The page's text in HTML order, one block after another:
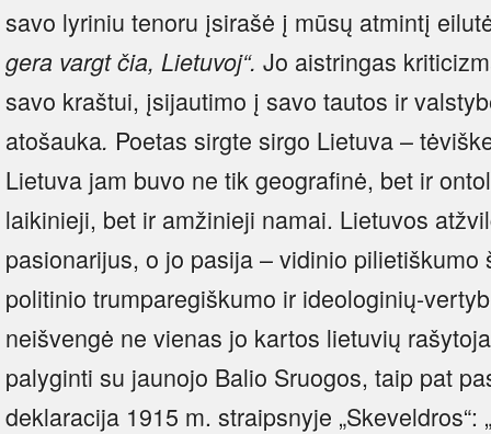
savo lyriniu tenoru įsirašė į mūsų atmintį
gera vargt čia, Lietuvoj“. Jo aistringas
savo kraštui, įsijautimo į savo tautos ir
atošauka. Poetas sirgte sirgo Lietuva –
Lietuva jam buvo ne tik geografinė, bet ir
laikinieji, bet ir amžinieji namai. Lietuvos
pasionarijus, o jo pasija – vidinio
politinio trumparegiškumo ir ideologinių-
neišvengė ne vienas jo kartos lietuvių
palyginti su jaunojo Balio Sruogos, taip pat
deklaracija 1915 m. straipsnyje „Skeveldros“: